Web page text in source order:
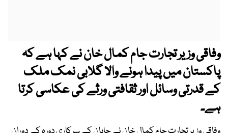
وفاقی وزیر تجارت جام کمال خان نے کہا ہے کہ
پاکستان میں پیدا ہونے والا گلابی نمک ملک
کے قدرتی وسائل اور ثقافتی ورثے کی عکاسی کرتا
ہے۔